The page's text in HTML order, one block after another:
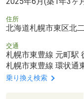
住所
北海道札幌市東区北
交通
札幌市東豊線 元町駅
札幌市東豊線 環状通
乗り換え検索